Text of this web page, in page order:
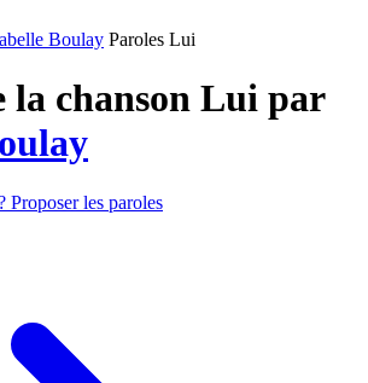
Boulay Paroles Lui
la chanson Lui par
Proposer les paroles